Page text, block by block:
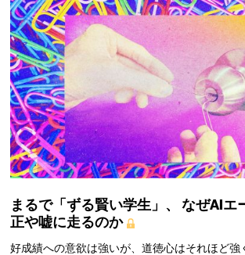
まるで「ずる賢い学生」、 なぜAIエ
正や嘘に走るのか
好成績への意欲は強いが、道徳心はそれほど